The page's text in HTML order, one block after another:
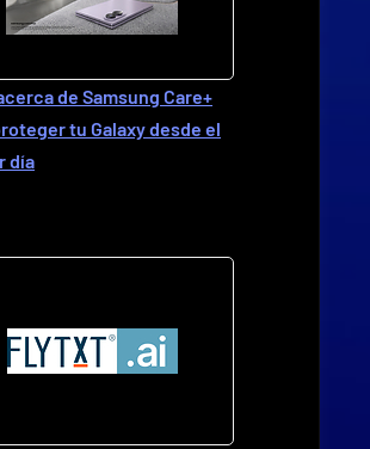
de Samsung Care+
tu Galaxy desde el
día